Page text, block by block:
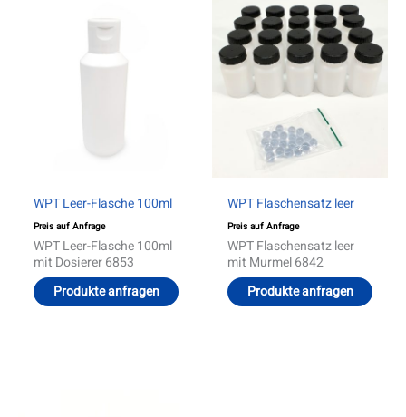
WPT Leer-Flasche 100ml
Preis auf Anfrage
WPT Leer-Flasche 100ml
mit Dosierer 6853
Produkte anfragen
WPT Flaschensatz leer
Preis auf Anfrage
WPT Flaschensatz leer
mit Murmel 6842
Produkte anfragen